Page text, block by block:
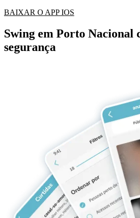
BAIXAR O APP IOS
Swing em Porto Nacional
segurança